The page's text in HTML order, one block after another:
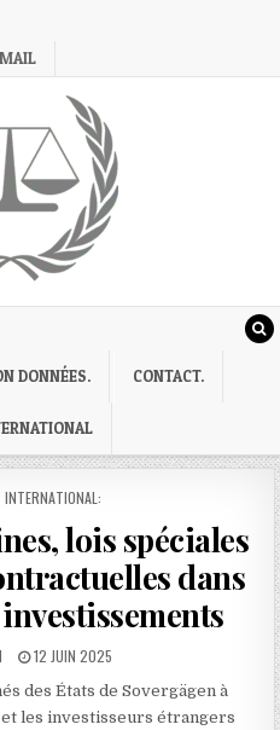
DONNÉES. CONTACT.
lois spéciales
dans
PUBLISHED
12 JUIN 2025
des États de Sovergägen à
les investisseurs étrangers